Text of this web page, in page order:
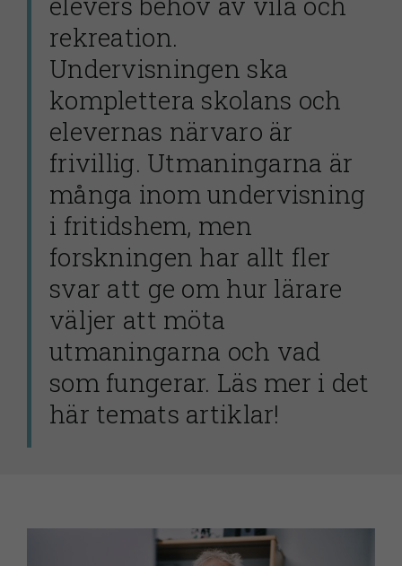
rekreation.
Undervisningen ska
komplettera skolans och
elevernas närvaro är
frivillig. Utmaningarna är
många inom undervisning
i fritidshem, men
forskningen har allt fler
svar att ge om hur lärare
väljer att möta
utmaningarna och vad
som fungerar. Läs mer i det
här temats artiklar!